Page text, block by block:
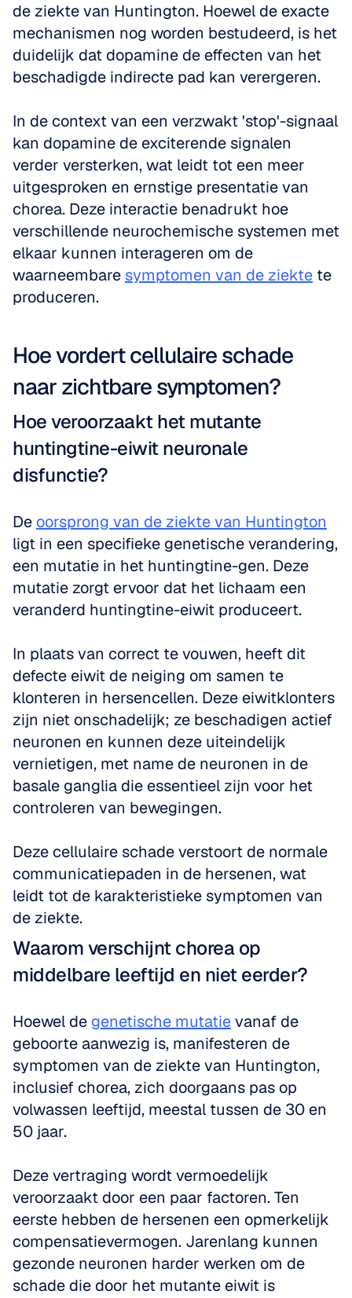
de ziekte van Huntington. Hoewel de exacte
mechanismen nog worden bestudeerd, is het
duidelijk dat dopamine de effecten van het
beschadigde indirecte pad kan verergeren.
In de context van een verzwakt 'stop'-signaal
kan dopamine de exciterende signalen
verder versterken, wat leidt tot een meer
uitgesproken en ernstige presentatie van
chorea. Deze interactie benadrukt hoe
verschillende neurochemische systemen met
elkaar kunnen interageren om de
waarneembare symptomen van de ziekte te
produceren.
Hoe vordert cellulaire schade
naar zichtbare symptomen?
Hoe veroorzaakt het mutante
huntingtine-eiwit neuronale
disfunctie?
De oorsprong van de ziekte van Huntington
ligt in een specifieke genetische verandering,
een mutatie in het huntingtine-gen. Deze
mutatie zorgt ervoor dat het lichaam een
veranderd huntingtine-eiwit produceert.
In plaats van correct te vouwen, heeft dit
defecte eiwit de neiging om samen te
klonteren in hersencellen. Deze eiwitklonters
zijn niet onschadelijk; ze beschadigen actief
neuronen en kunnen deze uiteindelijk
vernietigen, met name de neuronen in de
basale ganglia die essentieel zijn voor het
controleren van bewegingen.
Deze cellulaire schade verstoort de normale
communicatiepaden in de hersenen, wat
leidt tot de karakteristieke symptomen van
de ziekte.
Waarom verschijnt chorea op
middelbare leeftijd en niet eerder?
Hoewel de genetische mutatie vanaf de
geboorte aanwezig is, manifesteren de
symptomen van de ziekte van Huntington,
inclusief chorea, zich doorgaans pas op
volwassen leeftijd, meestal tussen de 30 en
50 jaar.
Deze vertraging wordt vermoedelijk
veroorzaakt door een paar factoren. Ten
eerste hebben de hersenen een opmerkelijk
compensatievermogen. Jarenlang kunnen
gezonde neuronen harder werken om de
schade die door het mutante eiwit is